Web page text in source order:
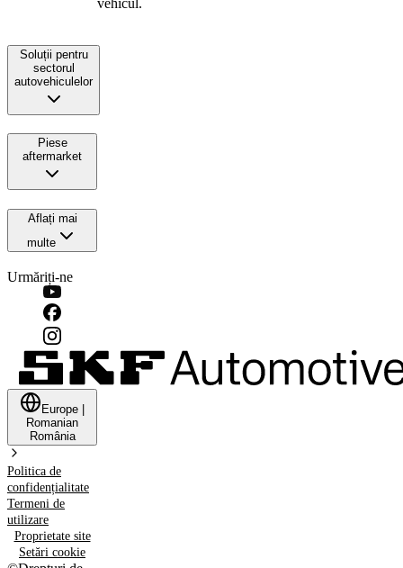
Soluții pentru
sectorul
autovehiculelor
Piese
aftermarket
Aflați mai
multe
Urmăriți-ne
Europe
Romanian
România
Politica de
confidențialitate
Termeni de
utilizare
Proprietate site
Setări cookie